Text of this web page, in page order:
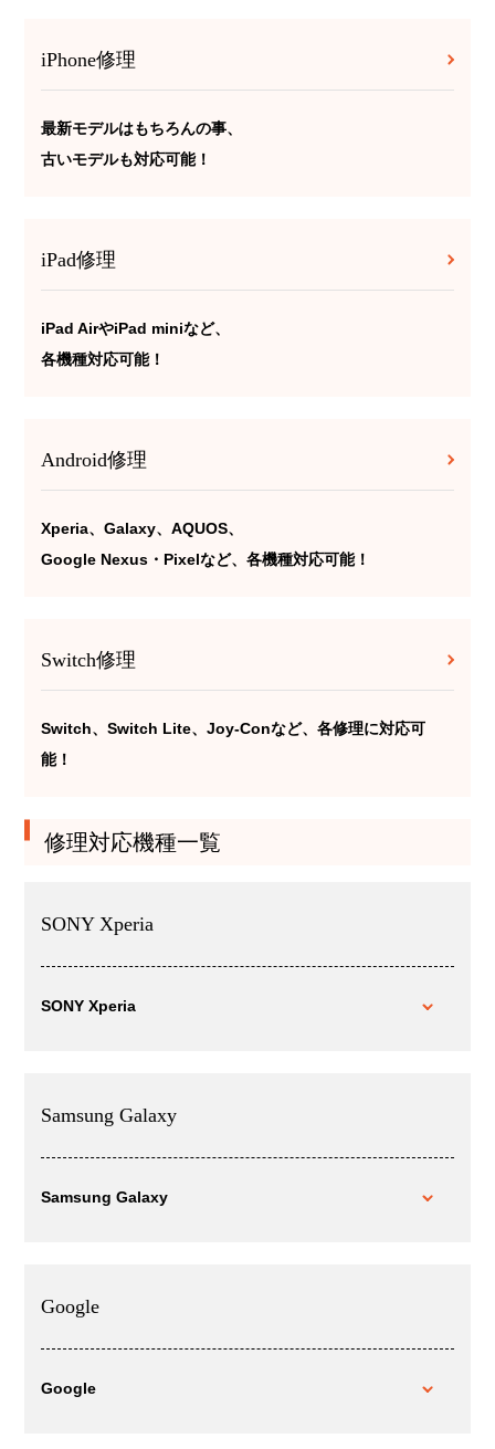
iPhone修理
最新モデルはもちろんの事、
古いモデルも対応可能！
iPad修理
iPad AirやiPad miniなど、
各機種対応可能！
Android修理
Xperia、Galaxy、AQUOS、
Google Nexus・Pixelなど、各機種対応可能！
Switch修理
Switch、Switch Lite、Joy-Conなど、各修理に対応可
能！
修理対応機種一覧
SONY Xperia
SONY Xperia
Samsung Galaxy
Samsung Galaxy
Google
Google